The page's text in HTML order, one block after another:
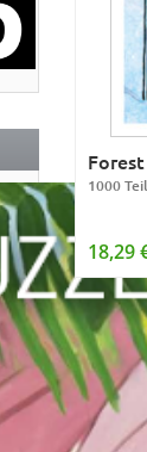
1000
18,29